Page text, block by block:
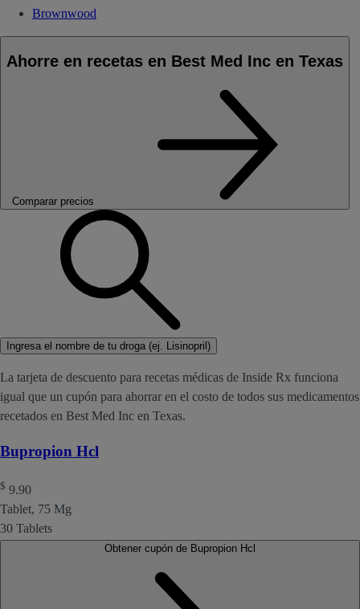
Brownwood
Ahorre en recetas en Best Med Inc en Texas
Comparar precios
Ingresa el nombre de tu droga (ej. Lisinopril)
La tarjeta de descuento para recetas médicas de Inside Rx funciona
igual que un cupón para ahorrar en el costo de todos sus medicamentos
recetados en Best Med Inc en Texas.
Bupropion Hcl
$ 9.90
Tablet, 75 Mg
30 Tablets